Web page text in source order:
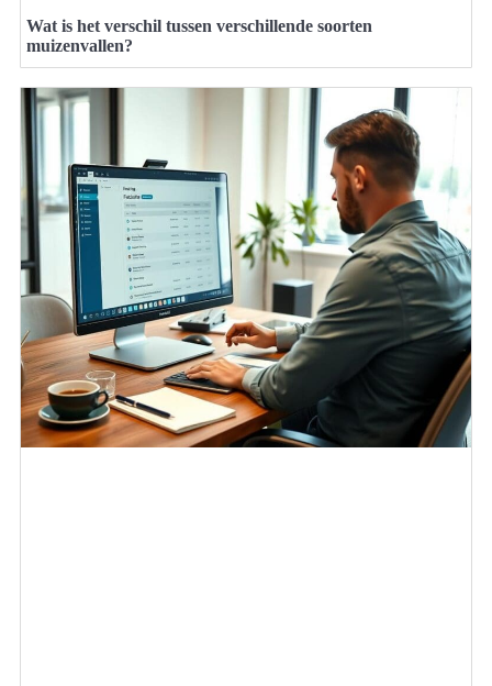
Wat is het verschil tussen verschillende soorten
muizenvallen?